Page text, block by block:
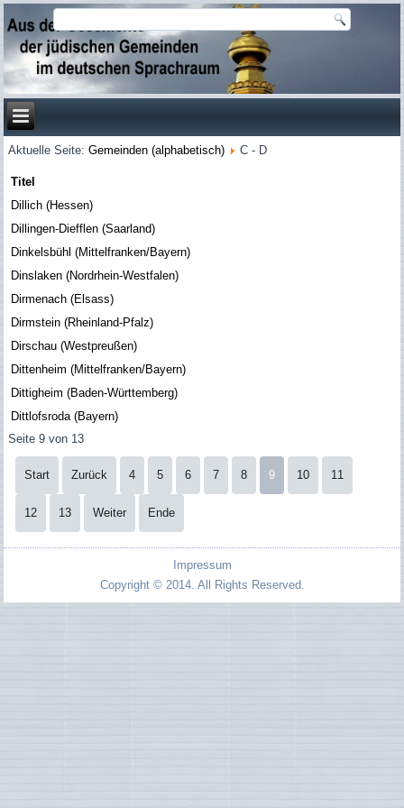
Aktuelle Seite:Gemeinden (alphabetisch) C - D
Titel
Dillich (Hessen)
Dillingen-Diefflen (Saarland)
Dinkelsbühl (Mittelfranken/Bayern)
Dinslaken (Nordrhein-Westfalen)
Dirmenach (Elsass)
Dirmstein (Rheinland-Pfalz)
Dirschau (Westpreußen)
Dittenheim (Mittelfranken/Bayern)
Dittigheim (Baden-Württemberg)
Dittlofsroda (Bayern)
Seite 9 von 13
Start Zurück 4 5 6 7 8 9 10 11
12 13 Weiter Ende
Impressum
Copyright © 2014. All Rights Reserved.